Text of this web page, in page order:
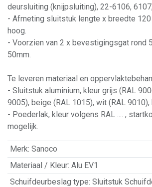
deursluiting (knijpsluiting), 22-6106,
- Afmeting sluitstuk lengte x breedte
hoog.
- Voorzien van 2 x bevestigingsgat rond
50mm.
Te leveren materiaal en
- Sluitstuk aluminium, kleur grijs (RAL
9005), beige (RAL 1015), wit (RAL 9010),
- Poederlak, kleur volgens RAL .... ,
mogelijk.
Merk: Sanoco
Materiaal / Kleur: Alu EV1
Schuifdeurbeslag type: Sluitstuk